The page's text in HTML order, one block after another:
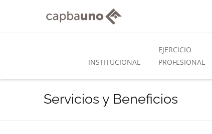
INSTITUCIONAL
EJERCICIO
PROFESIONAL
Servicios y Beneficios